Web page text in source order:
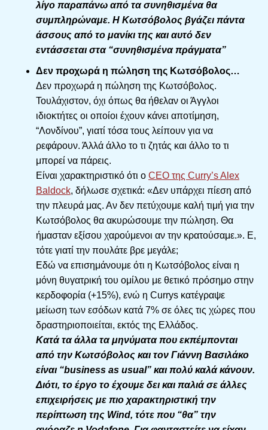
λίγο παραπάνω από τα συνηθισμένα θα
συμπληρώναμε. Η Κωτσόβολος βγάζει πάντα
άσσους από το μανίκι της και αυτό δεν
εντάσσεται στα “συνηθισμένα πράγματα”
Δεν προχωρά η πώληση της Κωτσόβολος…
Δεν προχωρά η πώληση της Κωτσόβολος.
Τουλάχιστον, όχι όπως θα ήθελαν οι Άγγλοι
ιδιοκτήτες οι οποίοι έχουν κάνει αποτίμηση,
“Λονδίνου”, γιατί τόσα τους λείπουν για να
ρεφάρουν. Άλλά άλλο το τι ζητάς και άλλο το τι
μπορεί να πάρεις.
Είναι χαρακτηριστικό ότι ο CEO της Curry’s Alex
Baldock, δήλωσε σχετικά: «Δεν υπάρχει πίεση από
την πλευρά μας. Αν δεν πετύχουμε καλή τιμή για την
Κωτσόβολος θα ακυρώσουμε την πώληση. Θα
ήμασταν εξίσου χαρούμενοι αν την κρατούσαμε.». Ε,
τότε γιατί την πουλάτε βρε μεγάλε;
Εδώ να επισημάνουμε ότι η Κωτσόβολος είναι η
μόνη θυγατρική του ομίλου με θετικό πρόσημο στην
κερδοφορία (+15%), ενώ η Currys κατέγραψε
μείωση των εσόδων κατά 7% σε όλες τις χώρες που
δραστηριοποιείται, εκτός της Ελλάδος.
Κατά τα άλλα τα μηνύματα που εκπέμπονται
από την Κωτσόβολος και τον Γιάννη Βασιλάκο
είναι “business as usual” και πολύ καλά κάνουν.
Διότι, το έργο το έχουμε δει και παλιά σε άλλες
επιχειρήσεις με πιο χαρακτηριστική την
περίπτωση της Wind, τότε που “θα” την